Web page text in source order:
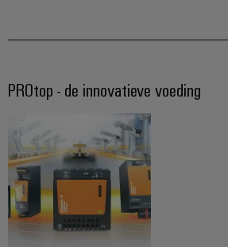
fabrieksautomatisering
&
voor
veilige
bedrijfsvoering
geïntegreerde
oplossingen
voor
Industriële
beveiliging
Industrieel
serviceplatform
PV-
Veldbusverdelers
Automatisering
en
software
Besturingen
en
Digitale
bestelopties
eShop
interface
en
Automation
Solution
Partner
Evenementen
en
PROtop - de innovatieve voeding